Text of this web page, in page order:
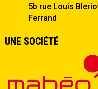
5b rue Louis
Ferrand
UNE SOCIÉTÉ